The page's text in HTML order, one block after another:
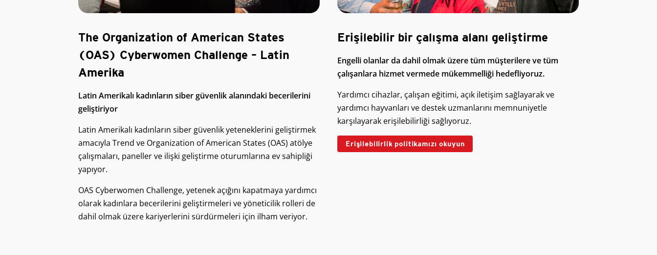
The Organization of American States
(OAS) Cyberwomen Challenge – Latin
Amerika
Latin Amerikalı kadınların siber güvenlik alanındaki becerilerini
geliştiriyor
Latin Amerikalı kadınların siber güvenlik yeteneklerini geliştirmek
amacıyla Trend ve Organization of American States (OAS) atölye
çalışmaları, paneller ve ilişki geliştirme oturumlarına ev sahipliği
yapıyor.
OAS Cyberwomen Challenge, yetenek açığını kapatmaya yardımcı
olarak kadınlara becerilerini geliştirmeleri ve yöneticilik rolleri de
dahil olmak üzere kariyerlerini sürdürmeleri için ilham veriyor.
Erişilebilir bir çalışma alanı geliştirme
Engelli olanlar da dahil olmak üzere tüm müşterilere ve tüm
çalışanlara hizmet vermede mükemmelliği hedefliyoruz.
Yardımcı cihazlar, çalışan eğitimi, açık iletişim sağlayarak ve
yardımcı hayvanları ve destek uzmanlarını memnuniyetle
karşılayarak erişilebilirliği sağlıyoruz.
Erişilebilirlik politikamızı okuyun